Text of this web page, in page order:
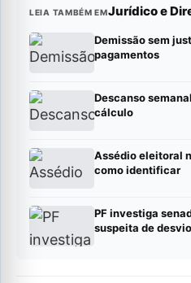
LEIA TAMBÉM EMJurídico e
Demissão sem
pagamentos
Descanso
cálculo
Assédio eleitoral
como identificar
PF investiga
suspeita de